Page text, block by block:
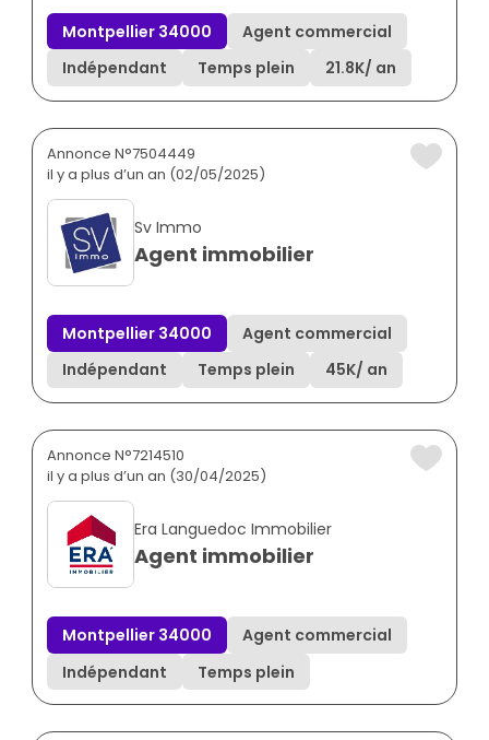
Montpellier 34000
Agent commercial
Indépendant
Temps plein 21.8K/ an
Annonce N°7504449
il y a plus d’un an (02/05/2025)
Sv Immo
Agent immobilier
Montpellier 34000
Agent commercial
Indépendant
Temps plein 45K/ an
Annonce N°7214510
il y a plus d’un an (30/04/2025)
Era Languedoc Immobilier
Agent immobilier
Montpellier 34000
Agent commercial
Indépendant
Temps plein